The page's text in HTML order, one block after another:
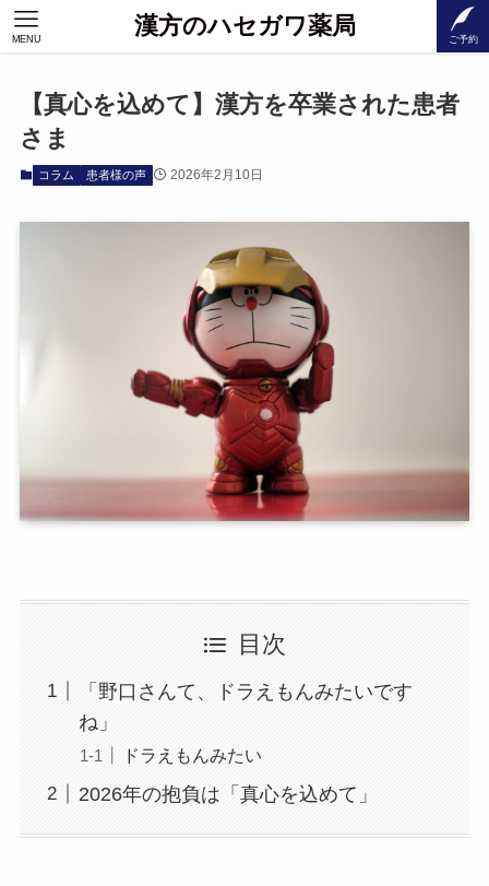
漢方のハセガワ薬局 ご予約
MENU
【真心を込めて】漢方を卒業された患者
さま
コラム 患者様の声 2026年2月10日
目次
「野口さんて、ドラえもんみたいです
ね」
ドラえもんみたい
2026年の抱負は「真心を込めて」